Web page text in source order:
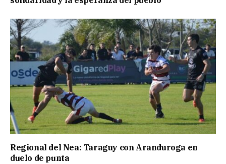
Regional del Nea: Taraguy con Aranduroga en
duelo de punta